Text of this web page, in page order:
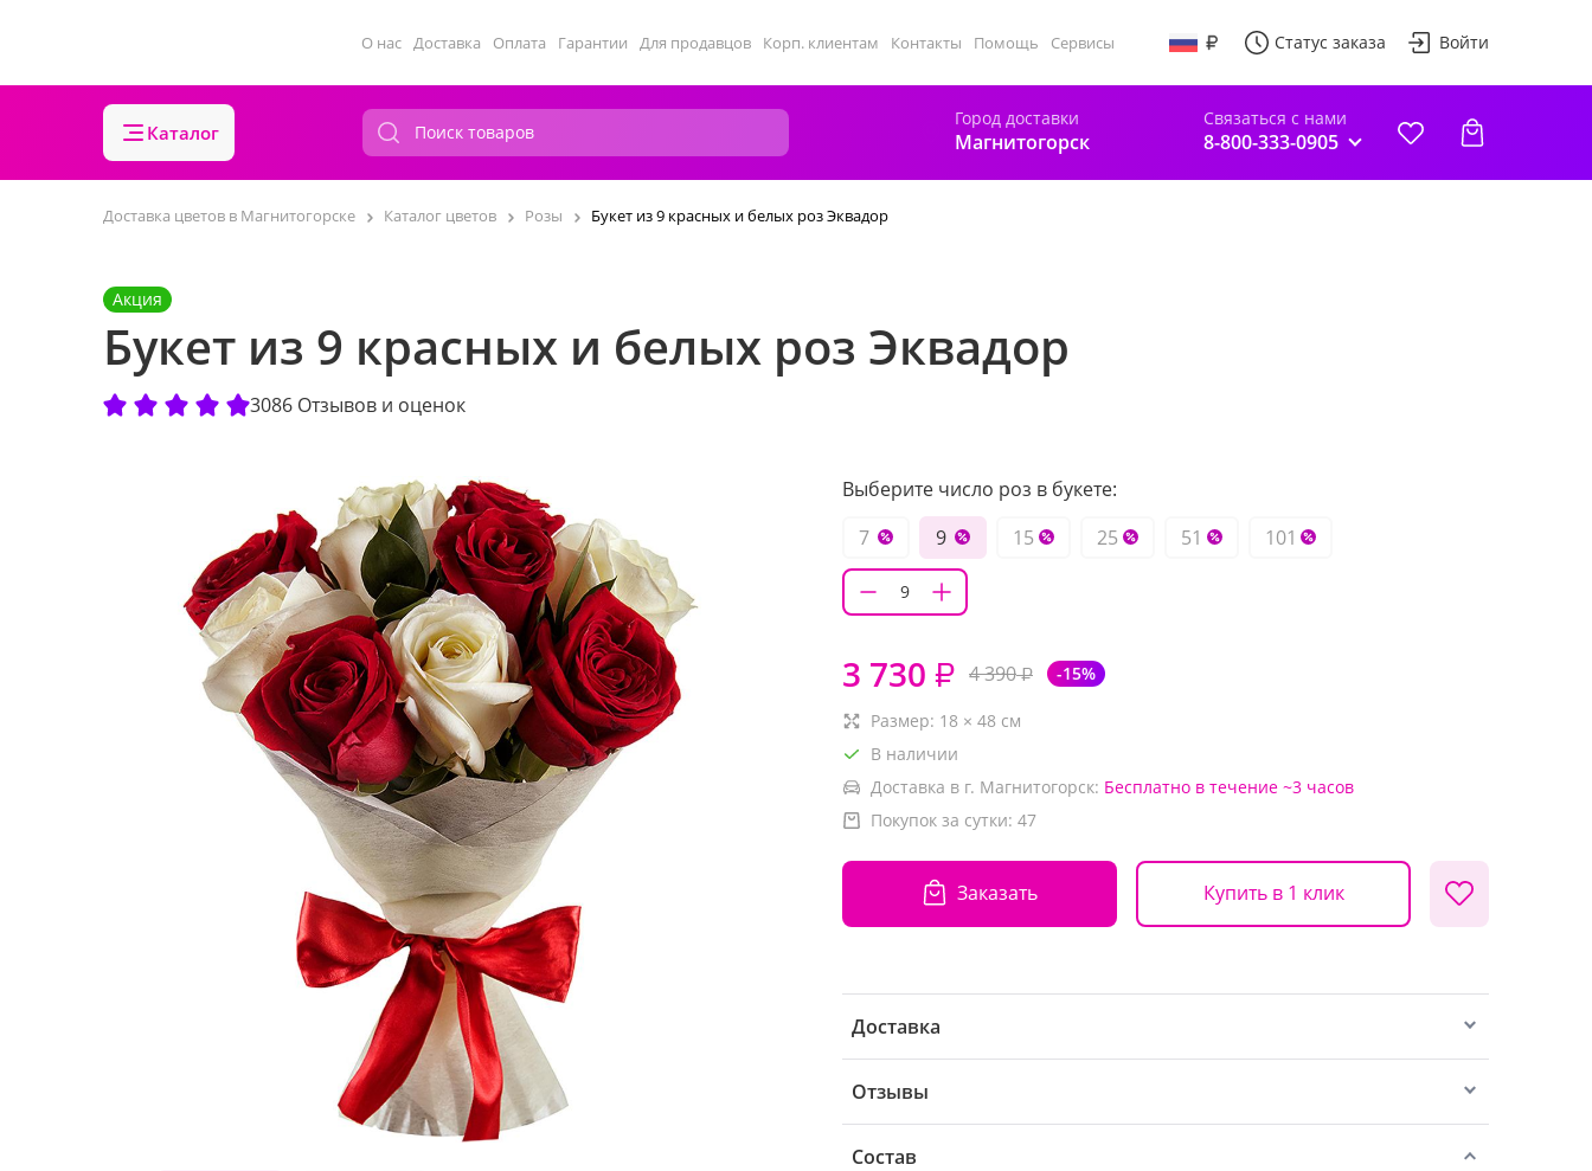
О нас Доставка Оплата Гарантии Для продавцов Корп. клиентам Контакты Помощь Сервисы Статус заказа Войти
Каталог
Город доставки
Магнитогорск
Связаться с нами
8-800-333-0905
Доставка цветов в Магнитогорске Каталог цветов Розы Букет из 9 красных и белых роз Эквадор
Акция
Букет из 9 красных и белых роз Эквадор
3086 Отзывов и оценок
Выберите число роз в букете:
7
9 15 25 51 101
3 730 ₽ 4 390₽ -15%
Размер: 18 × 48 см
В наличии
Доставка в г. Магнитогорск: Бесплатно в течение ~3 часов
Покупок за сутки: 47
Заказать Купить в 1 клик
Доставка
Отзывы
Состав